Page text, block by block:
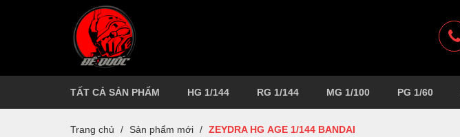
TẤT CẢ SẢN PHẨM HG 1/144 RG 1/144 MG 1/100 PG 1/60
Trang chủ / Sản phẩm mới / ZEYDRA HG AGE 1/144 BANDAI